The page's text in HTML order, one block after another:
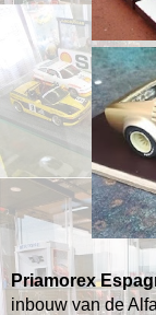
Priamorex
inbouw van de